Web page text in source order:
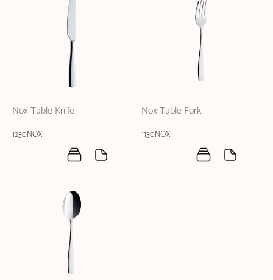
Nox Table Knife
1230NOX
Nox Table Fork
1130NOX